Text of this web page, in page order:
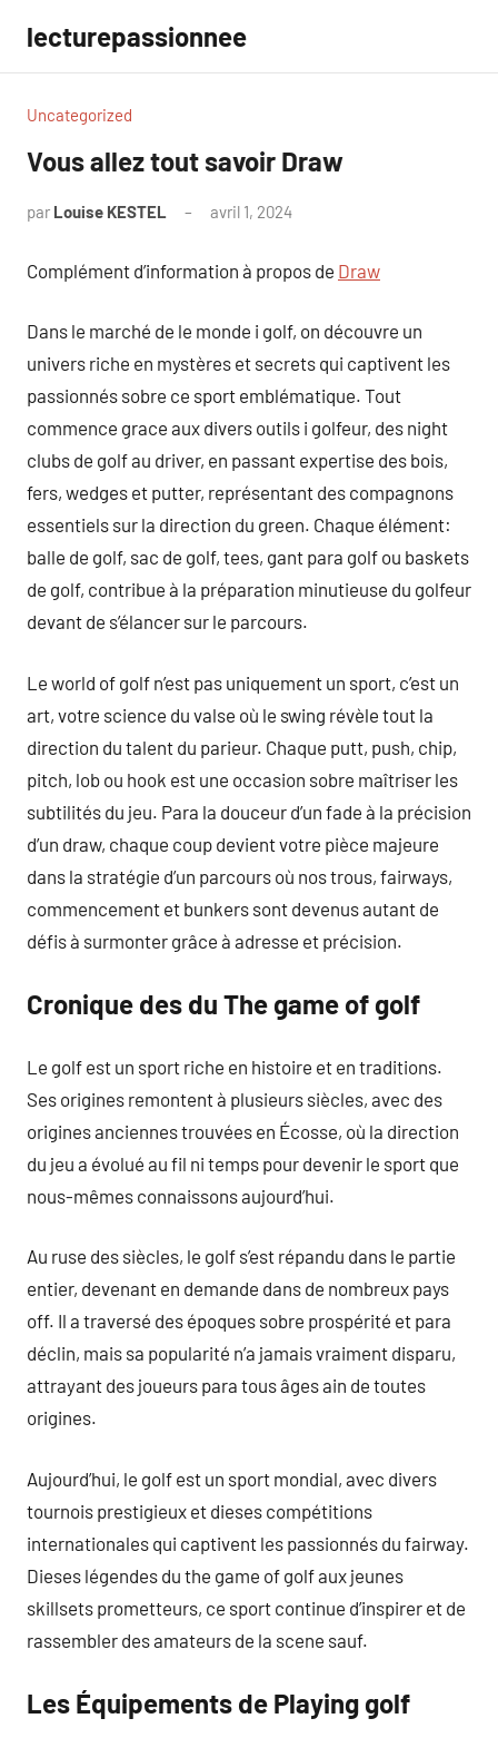
contenu
lecturepassionnee
Uncategorized
Vous allez tout savoir Draw
par Louise KESTEL avril 1, 2024
Complément d’information à propos de Draw
Dans le marché de le monde i golf, on découvre un
univers riche en mystères et secrets qui captivent les
passionnés sobre ce sport emblématique. Tout
commence grace aux divers outils i golfeur, des night
clubs de golf au driver, en passant expertise des bois,
fers, wedges et putter, représentant des compagnons
essentiels sur la direction du green. Chaque élément:
balle de golf, sac de golf, tees, gant para golf ou baskets
de golf, contribue à la préparation minutieuse du golfeur
devant de s’élancer sur le parcours.
Le world of golf n’est pas uniquement un sport, c’est un
art, votre science du valse où le swing révèle tout la
direction du talent du parieur. Chaque putt, push, chip,
pitch, lob ou hook est une occasion sobre maîtriser les
subtilités du jeu. Para la douceur d’un fade à la précision
d’un draw, chaque coup devient votre pièce majeure
dans la stratégie d’un parcours où nos trous, fairways,
commencement et bunkers sont devenus autant de
défis à surmonter grâce à adresse et précision.
Cronique des du The game of golf
Le golf est un sport riche en histoire et en traditions.
Ses origines remontent à plusieurs siècles, avec des
origines anciennes trouvées en Écosse, où la direction
du jeu a évolué au fil ni temps pour devenir le sport que
nous-mêmes connaissons aujourd’hui.
Au ruse des siècles, le golf s’est répandu dans le partie
entier, devenant en demande dans de nombreux pays
off. Il a traversé des époques sobre prospérité et para
déclin, mais sa popularité n’a jamais vraiment disparu,
attrayant des joueurs para tous âges ain de toutes
origines.
Aujourd’hui, le golf est un sport mondial, avec divers
tournois prestigieux et dieses compétitions
internationales qui captivent les passionnés du fairway.
Dieses légendes du the game of golf aux jeunes
skillsets prometteurs, ce sport continue d’inspirer et de
rassembler des amateurs de la scene sauf.
Les Équipements de Playing golf